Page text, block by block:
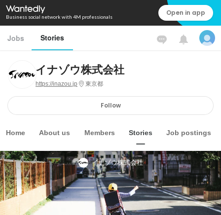
Business social network with 4M professionals Open in app
Jobs Stories
イナゾウ株式会社
https://inazou.jp 東京都
Follow
Home About us Members Stories Job postings
イナゾウ株式会社